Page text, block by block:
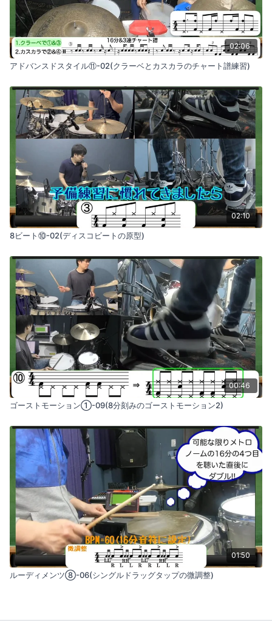
02:06
アドバンスドスタイル⑪-02(クラーベとカスカラのチャート譜練習)
02:10
8ビート⑩-02(ディスコビートの原型)
00:46
ゴーストモーション①-09(8分刻みのゴーストモーション2)
01:50
ルーディメンツ⑧-06(シングルドラッグタップの微調整)